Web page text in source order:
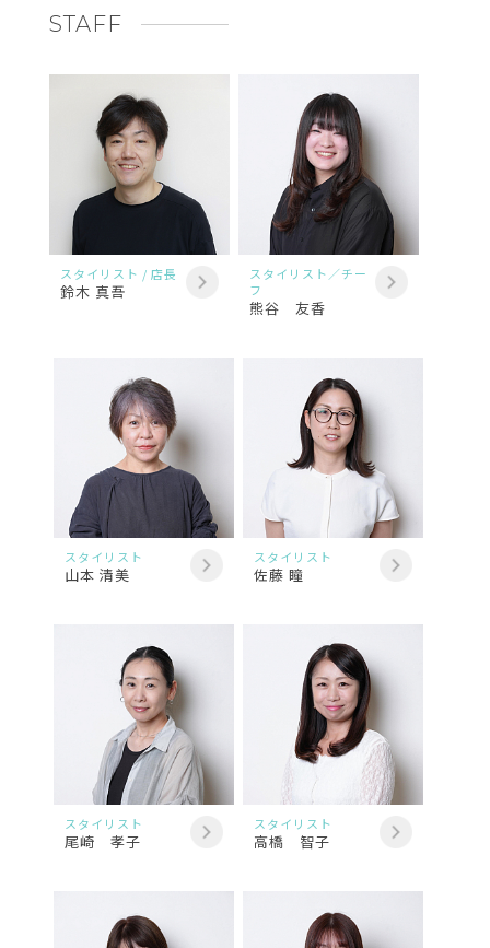
STAFF
スタイリスト / 店長
鈴木 真吾
スタイリスト／チー
フ
熊谷 友香
スタイリスト
山本 清美
スタイリスト
佐藤 瞳
スタイリスト
尾崎 孝子
スタイリスト
高橋 智子